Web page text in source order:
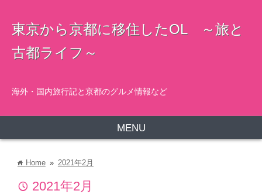
東京から京都に移住したOL ～旅と
古都ライフ～
海外・国内旅行記と京都のグルメ情報など
MENU
home Home » 2021年2月
time 2021年2月